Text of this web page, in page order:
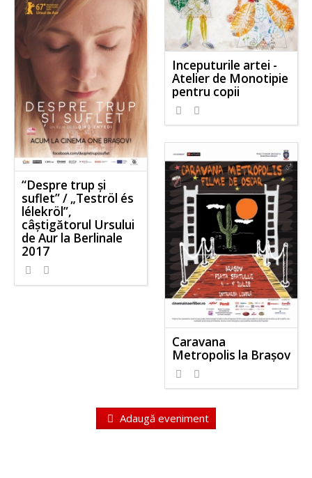
Inceputurile artei -
Atelier de Monotipie
pentru copii
“Despre trup și
suflet” / „Teströl és
lélekröl”,
câștigătorul Ursului
de Aur la Berlinale
2017
Caravana
Metropolis la Brașov
Adaugă eveniment